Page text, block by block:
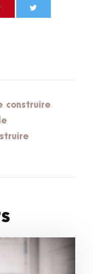
construire